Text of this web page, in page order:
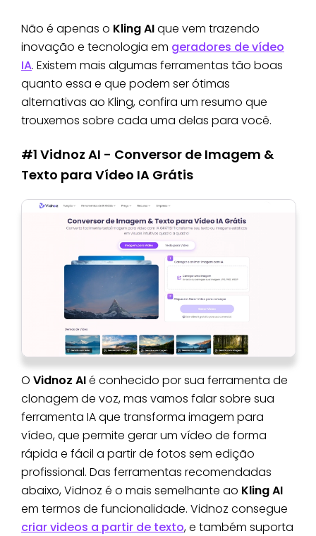
Não é apenas o Kling AIque vem trazendo
inovação e tecnologia em geradores de vídeo
IA. Existem mais algumas ferramentas tão boas
quanto essa e que podem ser ótimas
alternativas ao Kling, confira um resumo que
trouxemos sobre cada uma delas para você.
#1 Vidnoz AI - Conversor de Imagem &
Texto para Vídeo IA Grátis
O Vidnoz AIé conhecido por sua ferramenta de
clonagem de voz, mas vamos falar sobre sua
ferramenta IA que transforma imagem para
vídeo, que permite gerar um vídeo de forma
rápida e fácil a partir de fotos sem edição
profissional. Das ferramentas recomendadas
abaixo, Vidnoz é o mais semelhante ao Kling AI
em termos de funcionalidade. Vidnoz consegue
criar videos a partir de texto, e também suporta